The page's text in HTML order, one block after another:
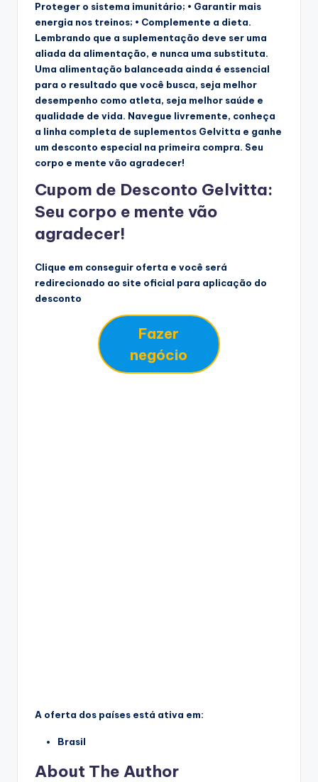
Proteger o sistema imunitário; • Garantir mais
energia nos treinos; • Complemente a dieta.
Lembrando que a suplementação deve ser uma
aliada da alimentação, e nunca uma substituta.
Uma alimentação balanceada ainda é essencial
para o resultado que você busca, seja melhor
desempenho como atleta, seja melhor saúde e
qualidade de vida. Navegue livremente, conheça
a linha completa de suplementos Gelvitta e ganhe
um desconto especial na primeira compra. Seu
corpo e mente vão agradecer!
Cupom de Desconto Gelvitta:
Seu corpo e mente vão
agradecer!
Clique em conseguir oferta e você será
redirecionado ao site oficial para aplicação do
desconto
Fazer
negócio
A oferta dos países está ativa em:
Brasil
About The Author